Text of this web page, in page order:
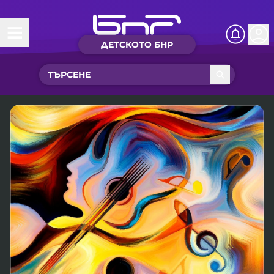
ДЕТСКОТО БНР
Начало
Какво ново?
Рубрики с вълшебства
Детско радио
Чуйте
Новините на детски език
Приказки
Песнички
Искри
Интересен архив
Нашите гости